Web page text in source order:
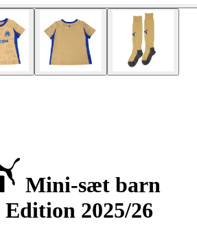
Mini-sæt barn
2025/26